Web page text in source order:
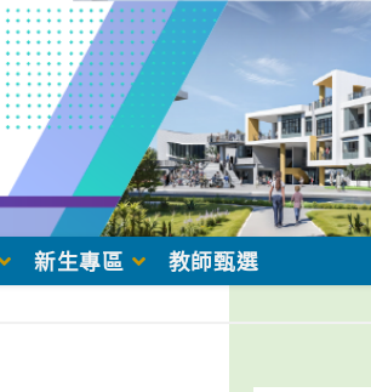
新生專區 教師甄選